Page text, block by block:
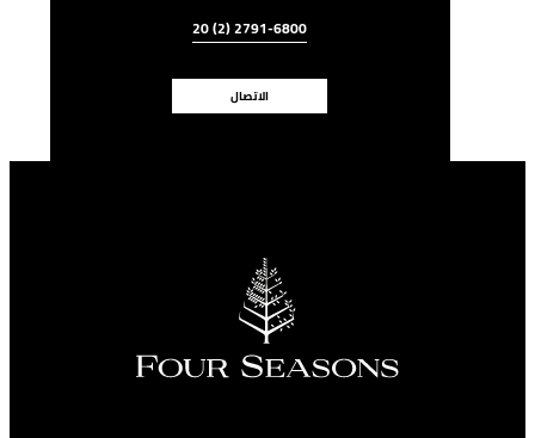
20 (2) 2791-6800
الاتصال